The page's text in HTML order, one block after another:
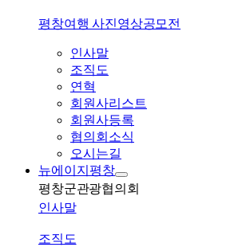
평창여행 사진영상공모전
인사말
조직도
연혁
회원사리스트
회원사등록
협의회소식
오시는길
뉴에이지평창
평창군관광협의회
인사말
조직도